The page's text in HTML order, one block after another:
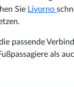
Sie Livorno
passende
als